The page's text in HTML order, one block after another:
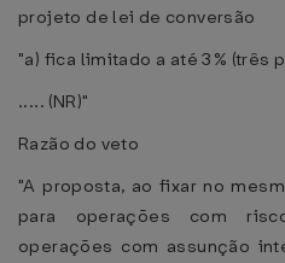
projeto de lei de conversão
"a) fica limitado a até 3% (três
..... (NR)"
Razão do veto
"A proposta, ao fixar no
para operações com
operações com assunção